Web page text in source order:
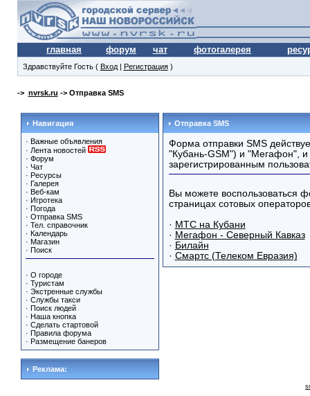
главная форум чат фотогалерея
Здравствуйте Гость ( Вход| Регистрация)
-> nvrsk.ru -> Отправка SMS
Навигация
· Важные объявления
· Лента новостей
· Форум
· Чат
· Ресурсы
· Галерея
· Веб-кам
· Игротека
· Погода
· Отправка SMS
· Тел. справочник
· Календарь
· Магазин
· Поиск
· О городе
· Туристам
· Экстренные службы
· Службы такси
· Поиск людей
· Наша кнопка
· Сделать стартовой
· Правила форума
· Размещение банеров
Реклама:
Отправка SMS
Форма отправки SMS
"Кубань-GSM") и "Мегафон", и
зарегистрированным
Вы можете воспользоваться
страницах сотовых
· МТС на Кубани
· Мегафон - Северный Кавказ
· Билайн
· Смартс (Телеком Евразия)